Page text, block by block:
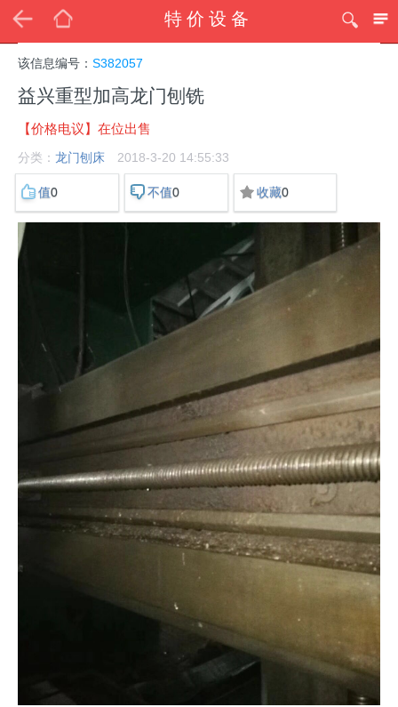
特价设备
该信息编号：S382057
益兴重型加高龙门刨铣
【价格电议】在位出售
分类：龙门刨床 2018-3-20 14:55:33
值0 不值0 收藏0